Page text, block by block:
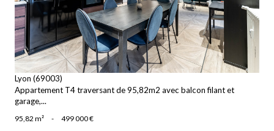
Lyon (69003)
Appartement T4 traversant de 95,82m2 avec balcon filant et
garage,...
95,82 m² - 499 000 €